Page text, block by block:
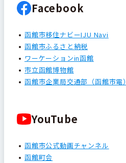
Facebook
函館市移住ナビーIJU Navi
函館市ふるさと納税
ワーケーションin函館
市立函館博物館
函館市企業局交通部（函館市電）
YouTube
函館市公式動画チャンネル
函館町会